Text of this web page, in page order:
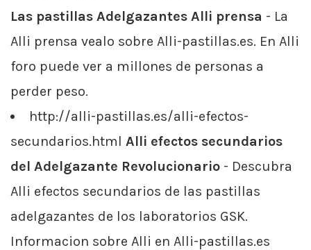
Las pastillas Adelgazantes Alli prensa - La
Alli prensa vealo sobre Alli-pastillas.es. En Alli
foro puede ver a millones de personas a
perder peso.
http://alli-pastillas.es/alli-efectos-
secundarios.html Alli efectos secundarios
del Adelgazante Revolucionario - Descubra
Alli efectos secundarios de las pastillas
adelgazantes de los laboratorios GSK.
Informacion sobre Alli en Alli-pastillas.es